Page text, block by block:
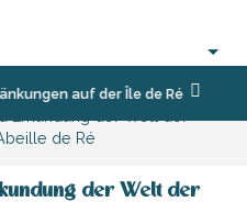
auf der Île de Ré
de Ré
der Welt der